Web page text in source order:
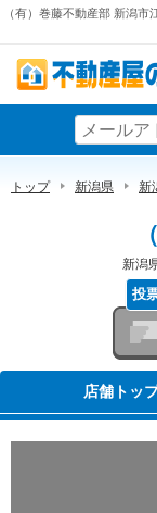
（有）巻藤不動産部 新潟
不動産屋の通信簿
トップ 新潟県 新
新潟
投
店舗トッ